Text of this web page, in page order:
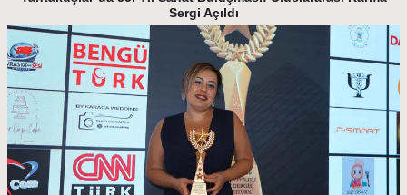
Sergi Açıldı